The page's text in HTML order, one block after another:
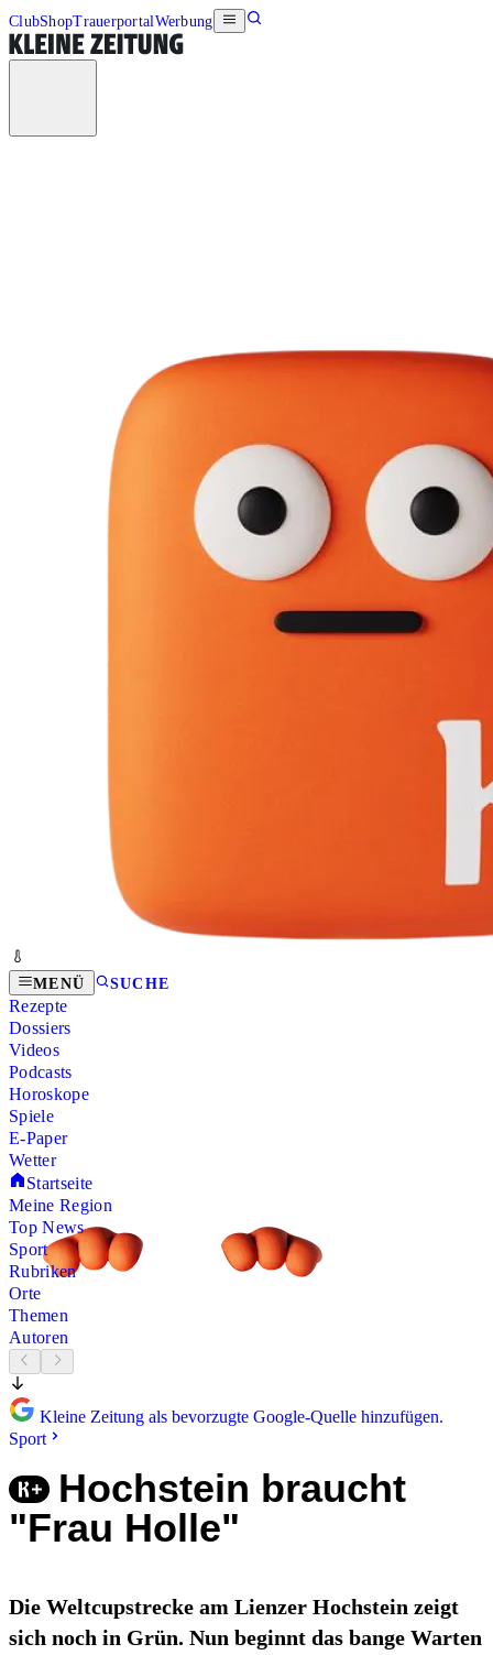
ClubShopTrauerportalWerbung
MENÜ SUCHE
Rezepte
Dossiers
Videos
Podcasts
Horoskope
Spiele
E-Paper
Wetter
Startseite
Meine Region
Top News
Sport
Rubriken
Orte
Themen
Autoren
Kleine Zeitung als bevorzugte Google-Quelle hinzufügen.
Sport
Hochstein braucht
"Frau Holle"
Die Weltcupstrecke am Lienzer Hochstein zeigt
sich noch in Grün. Nun beginnt das bange Warten